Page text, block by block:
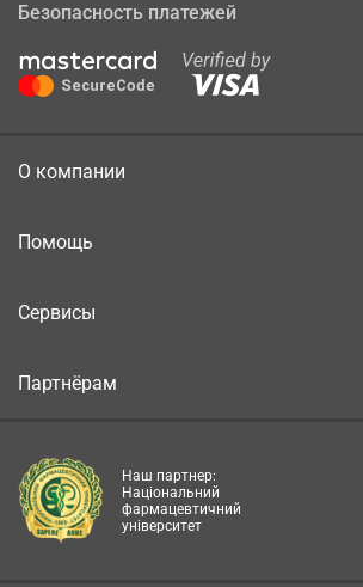
Безопасность платежей
О компании
Помощь
Сервисы
Партнёрам
Наш партнер:
Національний
фармацевтичний
університет